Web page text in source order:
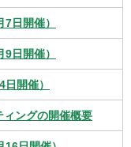
日開催）
日開催）
開催）
ングの開催概要